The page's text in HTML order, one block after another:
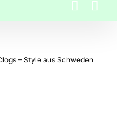
– Style aus Schweden